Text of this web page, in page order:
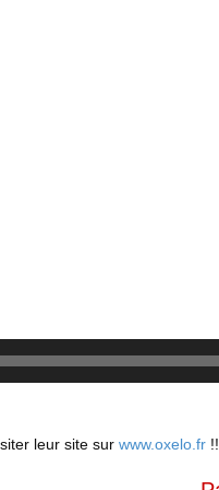
leur site sur www.oxelo.fr